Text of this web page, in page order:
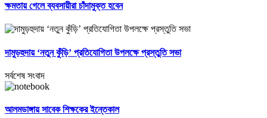
ক্ষমতায় গেলে ব্যবসায়ীরা চাঁদামুক্ত হবেন
দামুড়হুদায় ‘নতুন কুঁড়ি’ প্রতিযোগিতা উপলক্ষে প্রস্তুতি সভা
সর্বশেষ সংবাদ
আলমডাঙ্গায় সাবেক শিক্ষকের ইন্তেকাল